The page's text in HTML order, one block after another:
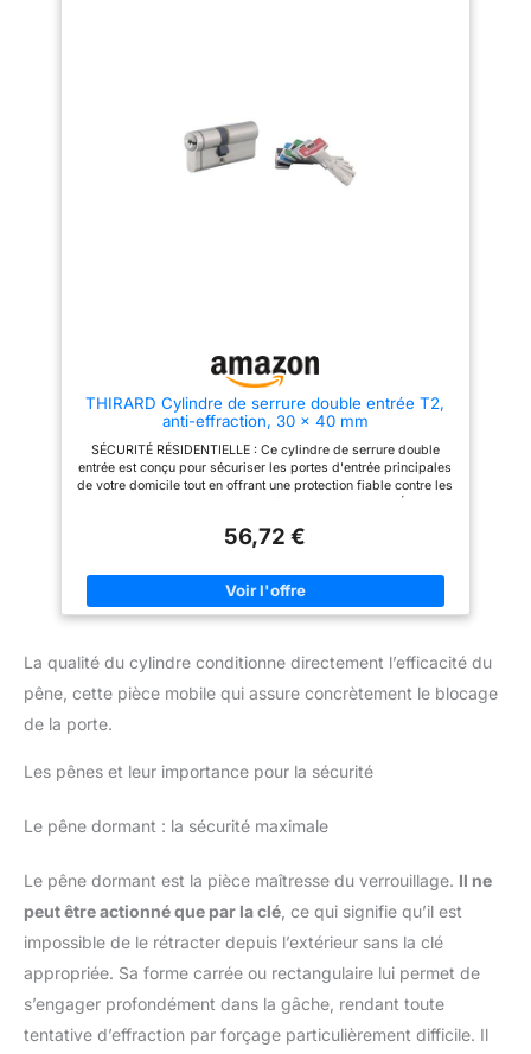
bumping grâce à des goupilles
en acier trempées spécifiques.
Vous assurant une meilleure
empêchant la reproduction
illicite. Ceci vous garantit plus
de sérénité et de confort. Les
clés d'une épaisseur de 3,3mm
sont résistantes jusqu'à 13 N.m
à la torsion. DIMENSIONS :
Longueur extérieure 32,5 mm /
Longueur intérieure 32,5 mm
cylindre de serrure finition inox,
4 clés réversibles de haute
assure une résistance physique
accrue pour protéger votre
accès contre les méthodes
d'ouverture forcée
garantir le bon fonctionnement
mécanique de votre porte et
occupants au sein de votre
foyer
THIRARD Cylindre de serrure double entrée T2,
anti-effraction, 30 x 40 mm
SÉCURITÉ RÉSIDENTIELLE : Ce cylindre de serrure double
entrée est conçu pour sécuriser les portes d'entrée principales
de votre domicile tout en offrant une protection fiable contre les
tentatives d'intrusion non autorisées DIMENSIONS PRÉCISES :
cylindre au profil européen s'adapte parfaitement à une large
sans modification PROTECTION RENFORCÉE : Équipé de
dispositifs techniques contre le perçage, l'arrachement et le
crochetage, ce mécanisme assure une résistance physique
monte aisément dans le boîtier de votre serrure existante,
clés réversibles incluses pour un usage quotidien pratique
QUALITÉ THIRARD : Bénéficiez de l'expertise d'un fabricant
spécialisé en quincaillerie pour garantir le bon fonctionnement
au sein de votre foyer
56,72 €
La qualité du cylindre conditionne directement l’efficacité du
pêne, cette pièce mobile qui assure concrètement le blocage
de la porte.
Les pênes et leur importance pour la sécurité
Le pêne dormant : la sécurité maximale
Le pêne dormant est la pièce maîtresse du verrouillage. Il ne
peut être actionné que par la clé, ce qui signifie qu’il est
impossible de le rétracter depuis l’extérieur sans la clé
appropriée. Sa forme carrée ou rectangulaire lui permet de
s’engager profondément dans la gâche, rendant toute
tentative d’effraction par forçage particulièrement difficile. Il